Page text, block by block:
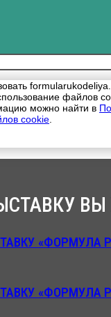
файлов
можно найти в
cookie.
ВЫ
«ФОРМУЛА
«ФОРМУЛА